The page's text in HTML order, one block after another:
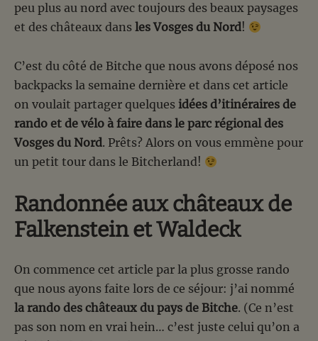
peu plus au nord avec toujours des beaux paysages
et des châteaux dans les Vosges du Nord!
C’est du côté de Bitche que nous avons déposé nos
backpacks la semaine dernière et dans cet article
on voulait partager quelques idées d’itinéraires de
rando et de vélo à faire dans le parc régional des
Vosges du Nord. Prêts? Alors on vous emmène pour
un petit tour dans le Bitcherland!
Randonnée aux châteaux de
Falkenstein et Waldeck
On commence cet article par la plus grosse rando
que nous ayons faite lors de ce séjour: j’ai nommé
la rando des châteaux du pays de Bitche. (Ce n’est
pas son nom en vrai hein… c’est juste celui qu’on a